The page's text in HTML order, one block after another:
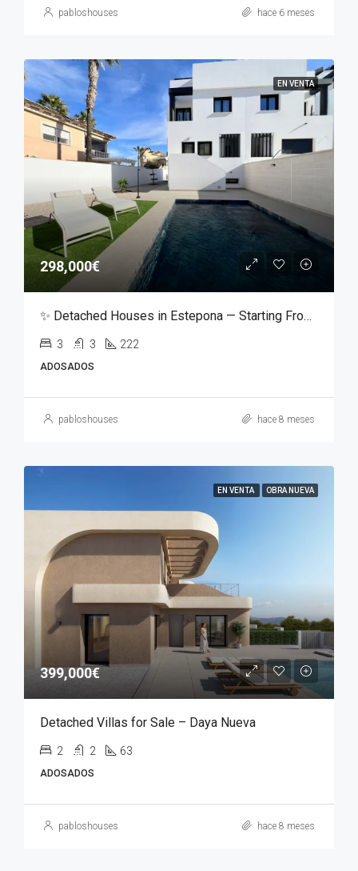
pabloshouses hace 6 meses
EN VENTA
298,000€
✨ Detached Houses in Estepona — Starting From €298,000 ✨
3 3 222
ADOSADOS
pabloshouses hace 8 meses
EN VENTA OBRA NUEVA
399,000€
Detached Villas for Sale – Daya Nueva
2 2 63
ADOSADOS
pabloshouses hace 8 meses